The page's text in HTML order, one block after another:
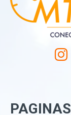
PAGINAS